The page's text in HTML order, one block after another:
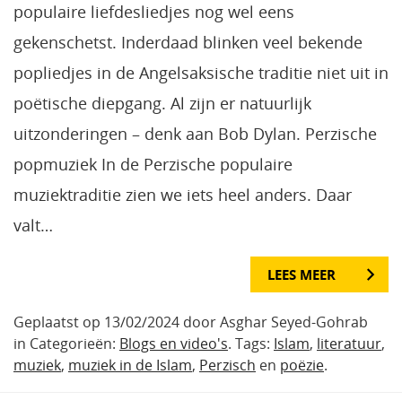
populaire liefdesliedjes nog wel eens
gekenschetst. Inderdaad blinken veel bekende
popliedjes in de Angelsaksische traditie niet uit in
poëtische diepgang. Al zijn er natuurlijk
uitzonderingen – denk aan Bob Dylan. Perzische
popmuziek In de Perzische populaire
muziektraditie zien we iets heel anders. Daar
valt…
LEES MEER
Geplaatst op 13/02/2024 door Asghar Seyed-Gohrab
in Categorieën: Blogs en video's. Tags: Islam, literatuur,
muziek, muziek in de Islam, Perzisch en poëzie.